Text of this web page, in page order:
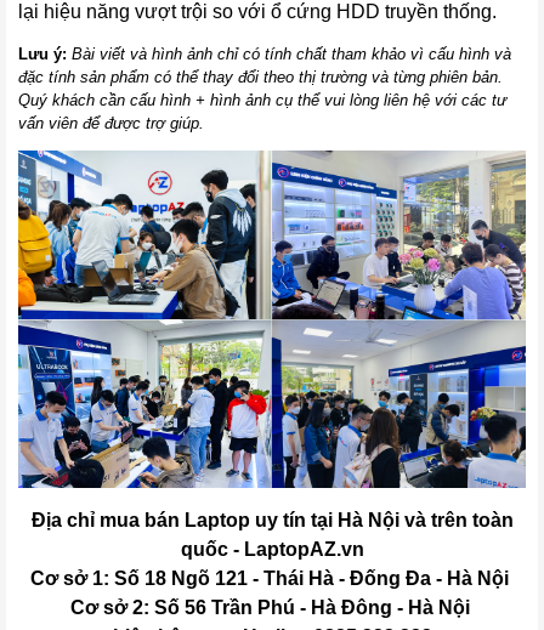
lại hiệu năng vượt trội so với ổ cứng HDD truyền thống.
Lưu ý: Bài viết và hình ảnh chỉ có tính chất tham khảo vì cấu hình và
đặc tính sản phẩm có thể thay đổi theo thị trường và từng phiên bản.
Quý khách cần cấu hình + hình ảnh cụ thể vui lòng liên hệ với các tư
vấn viên để được trợ giúp.
Địa chỉ mua bán Laptop uy tín tại Hà Nội và trên toàn
quốc - LaptopAZ.vn
Cơ sở 1: Số 18 Ngõ 121 - Thái Hà - Đống Đa - Hà Nội
Cơ sở 2: Số 56 Trần Phú - Hà Đông - Hà Nội